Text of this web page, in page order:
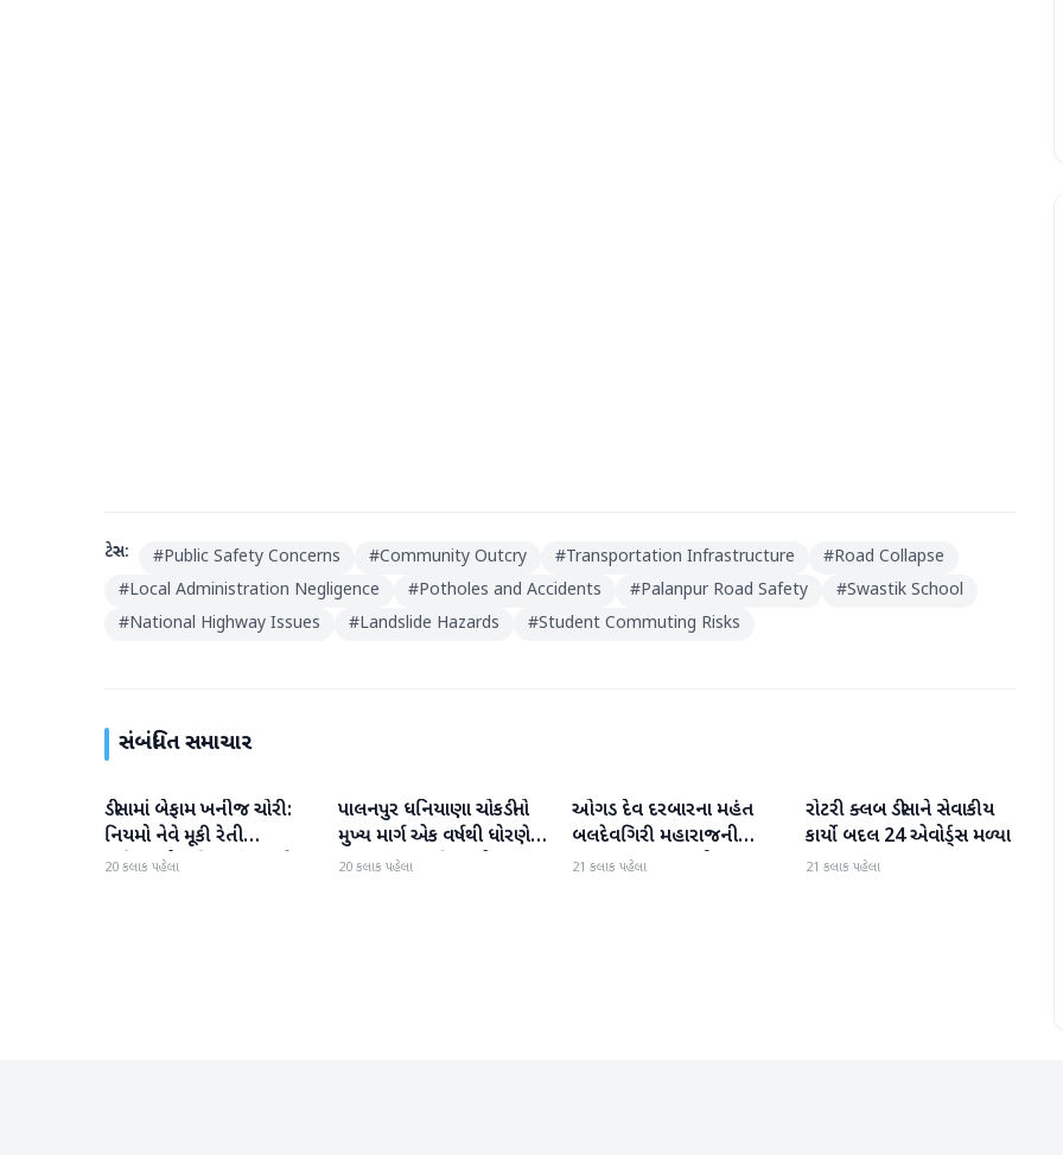
ટેગ્સ: #Public Safety Concerns #Community Outcry #Transportation Infrastructure #Road Collapse
#Local Administration Negligence #Potholes and Accidents #Palanpur Road Safety #Swastik School
#National Highway Issues #Landslide Hazards #Student Commuting Risks
સંબંધિત સમાચાર
બનાસકાંઠા
ડીસામાં બેફામ ખનીજ ચોરી:
નિયમો નેવે મૂકી રેતી
માફિયાઓ સક્રિય, તંત્ર સામે
20 કલાક પહેલા
બનાસકાંઠા
પાલનપુર ધનિયાણા ચોકડીનો
મુખ્ય માર્ગ એક વર્ષથી ધોરણે:
ગટરલાઇન પછી રસ્તો ન
20 કલાક પહેલા
બનાસકાંઠા
ઓગડ દેવ દરબારના મહંત
બલદેવગિરી મહારાજની
અટકાયત બાદ જામીન પર
21 કલાક પહેલા
બનાસકાંઠા
રોટરી ક્લબ ડીસાને સેવાકીય
કાર્યો બદલ 24 એવોર્ડ્સ મળ્યા
21 કલાક પહેલા